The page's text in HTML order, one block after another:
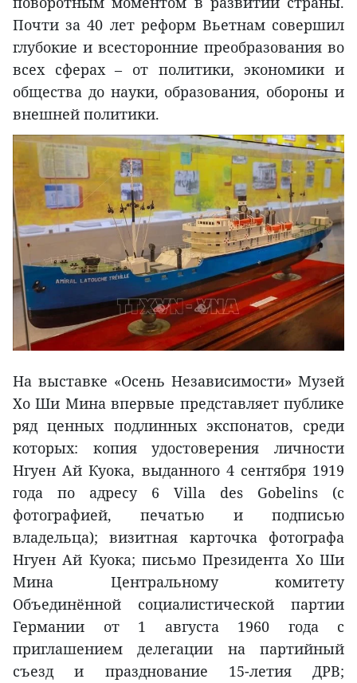
Почти за 40 лет реформ Вьетнам совершил
глубокие и всесторонние преобразования во
всех сферах – от политики, экономики и
общества до науки, образования, обороны и
внешней политики.
На выставке «Осень Независимости» Музей
Хо Ши Мина впервые представляет публике
ряд ценных подлинных экспонатов, среди
которых: копия удостоверения личности
Нгуен Ай Куока, выданного 4 сентября 1919
года по адресу 6 Villa des Gobelins (с
фотографией, печатью и подписью
владельца); визитная карточка фотографа
Нгуен Ай Куока; письмо Президента Хо Ши
Мина Центральному комитету
Объединённой социалистической партии
Германии от 1 августа 1960 года с
приглашением делегации на партийный
съезд и празднование 15-летия ДРВ;